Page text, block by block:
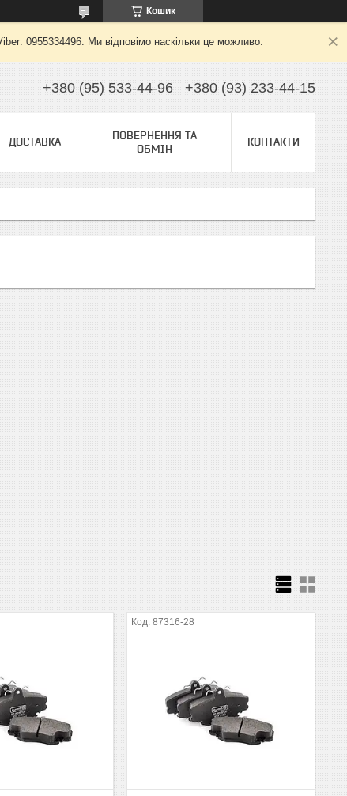
Кошик
0955334496. Ми відповімо наскільки це можливо.
+380 (95) 533-44-96 +380 (93) 233-44-15
ДОСТАВКА
ПОВЕРНЕННЯ ТА
ОБМІН
КОНТАКТИ
87316-28